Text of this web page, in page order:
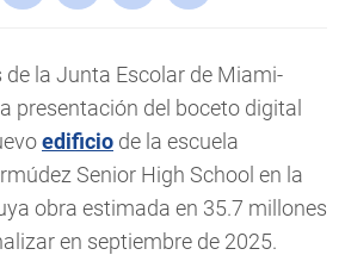
la Junta Escolar de Miami-
presentación del boceto digital
edificio de la escuela
Senior High School en la
obra estimada en 35.7 millones
en septiembre de 2025.